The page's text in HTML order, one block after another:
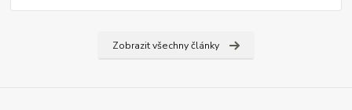
Zobrazit všechny články